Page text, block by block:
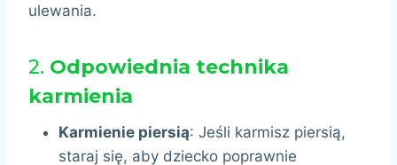
ulewania.
2. Odpowiednia technika
karmienia
Karmienie piersią: Jeśli karmisz piersią,
staraj się, aby dziecko poprawnie